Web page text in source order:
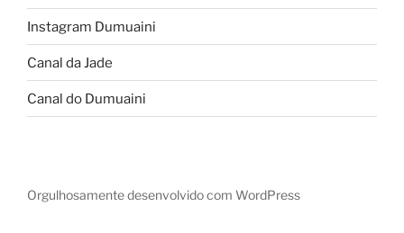
Instagram Dumuaini
Canal da Jade
Canal do Dumuaini
Orgulhosamente desenvolvido com WordPress